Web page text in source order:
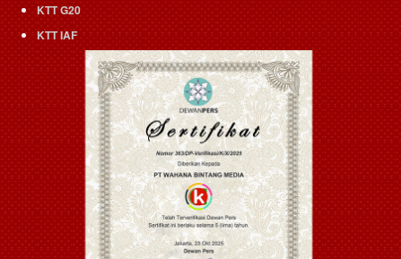
KTT G20
KTT IAF